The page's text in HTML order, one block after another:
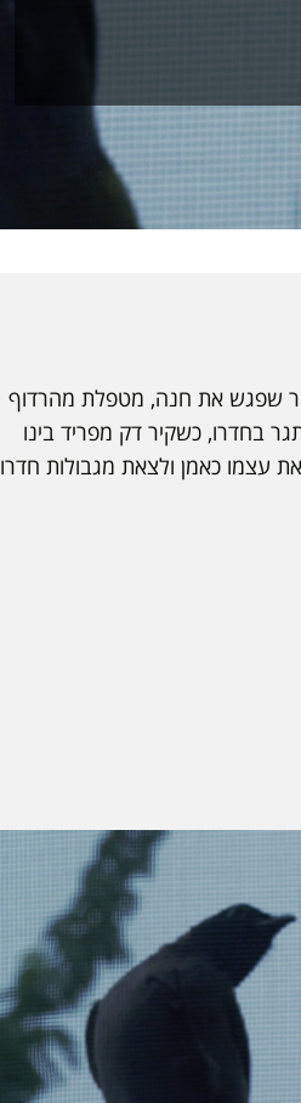
צמיחה, לאחר שפגש את חנה, מטפלת מהרדוף
בחדרו, כשקיר דק מפריד בינו
עצמו כאמן ולצאת מגבולות חדרו